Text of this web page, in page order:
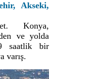
Akseki,
Konya,
ve yolda
saatlik bir
varış.